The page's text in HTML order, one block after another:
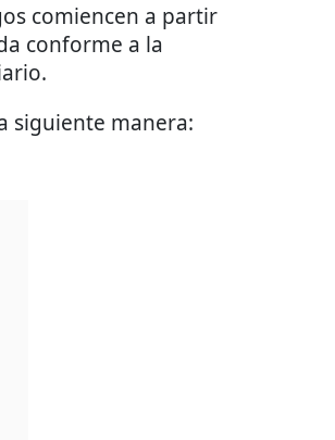
comiencen a partir
conforme a la
siguiente manera: